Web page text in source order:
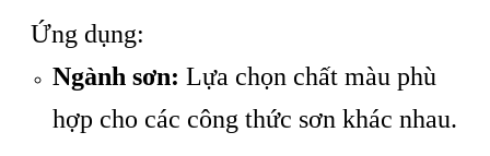
Ứng dụng:
Ngành sơn: Lựa chọn chất màu phù
hợp cho các công thức sơn khác nhau.